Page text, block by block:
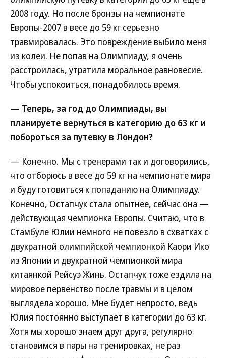
2008 году. Но после бронзы на чемпионате
Европы-2007 в весе до 59 кг серьезно
травмировалась. Это повреждение выбило меня
из колеи. Не попав на Олимпиаду, я очень
расстроилась, утратила моральное равновесие.
Чтобы успокоиться, понадобилось время.
— Теперь, за год до Олимпиады, вы
планируете вернуться в категорию до 63 кг и
побороться за путевку в Лондон?
— Конечно. Мы с тренерами так и договорились,
что отборюсь в весе до 59 кг на чемпионате мира
и буду готовиться к попаданию на Олимпиаду.
Конечно, Остапчук стала опытнее, сейчас она —
действующая чемпионка Европы. Считаю, что в
Стамбуле Юлии немного не повезло в схватках с
двукратной олимпийской чемпионкой Каори Ико
из Японии и двукратной чемпионкой мира
китаянкой Рейсуэ Жинь. Остапчук тоже ездила на
мировое первенство после травмы и в целом
выглядела хорошо. Мне будет непросто, ведь
Юлия постоянно выступает в категории до 63 кг.
Хотя мы хорошо знаем друг друга, регулярно
становимся в пары на тренировках, не раз